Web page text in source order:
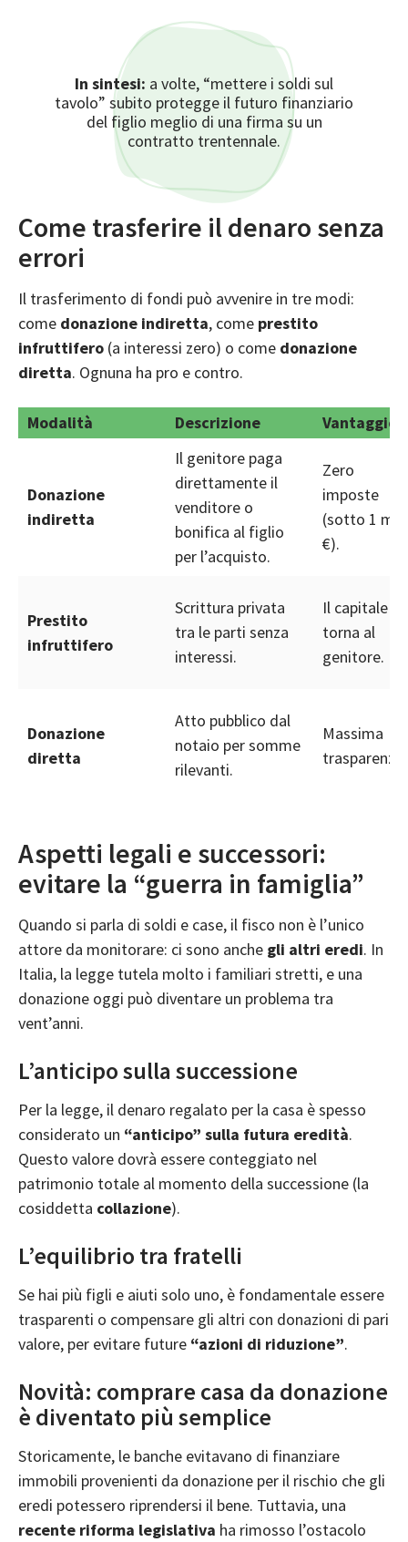
In sintesi: a volte, “mettere i soldi sul
tavolo” subito protegge il futuro finanziario
del figlio meglio di una firma su un
contratto trentennale.
Come trasferire il denaro senza
errori
Il trasferimento di fondi può avvenire in tre modi:
come donazione indiretta, come prestito
infruttifero (a interessi zero) o come donazione
diretta. Ognuna ha pro e contro.
Modalità Descrizione Vantaggio
Donazione
indiretta
Il genitore paga
direttamente il
venditore o
bonifica al figlio
per l’acquisto.
Zero
imposte
(sotto 1 mln
€).
Prestito
infruttifero
Scrittura privata
tra le parti senza
interessi.
Il capitale
torna al
genitore.
Donazione
diretta
Atto pubblico dal
notaio per somme
rilevanti.
Massima
trasparenza.
Aspetti legali e successori:
evitare la “guerra in famiglia”
Quando si parla di soldi e case, il fisco non è l’unico
attore da monitorare: ci sono anche gli altri eredi. In
Italia, la legge tutela molto i familiari stretti, e una
donazione oggi può diventare un problema tra
vent’anni.
L’anticipo sulla successione
Per la legge, il denaro regalato per la casa è spesso
considerato un “anticipo” sulla futura eredità.
Questo valore dovrà essere conteggiato nel
patrimonio totale al momento della successione (la
cosiddetta collazione).
L’equilibrio tra fratelli
Se hai più figli e aiuti solo uno, è fondamentale essere
trasparenti o compensare gli altri con donazioni di pari
valore, per evitare future “azioni di riduzione”.
Novità: comprare casa da donazione
è diventato più semplice
Storicamente, le banche evitavano di finanziare
immobili provenienti da donazione per il rischio che gli
eredi potessero riprendersi il bene. Tuttavia, una
recente riforma legislativa ha rimosso l’ostacolo